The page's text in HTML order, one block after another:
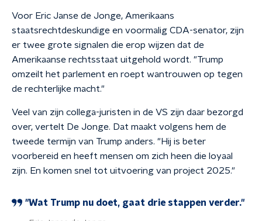
Voor Eric Janse de Jonge, Amerikaans
staatsrechtdeskundige en voormalig CDA-senator, zijn
er twee grote signalen die erop wijzen dat de
Amerikaanse rechtsstaat uitgehold wordt. "Trump
omzeilt het parlement en roept wantrouwen op tegen
de rechterlijke macht."
Veel van zijn collega-juristen in de VS zijn daar bezorgd
over, vertelt De Jonge. Dat maakt volgens hem de
tweede termijn van Trump anders. "Hij is beter
voorbereid en heeft mensen om zich heen die loyaal
zijn. En komen snel tot uitvoering van project 2025."
"Wat Trump nu doet, gaat drie stappen verder."